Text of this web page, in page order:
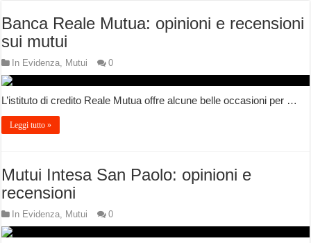
Banca Reale Mutua: opinioni e recensioni
sui mutui
In Evidenza, Mutui 0
L’istituto di credito Reale Mutua offre alcune belle occasioni per …
Leggi tutto »
Mutui Intesa San Paolo: opinioni e
recensioni
In Evidenza, Mutui 0